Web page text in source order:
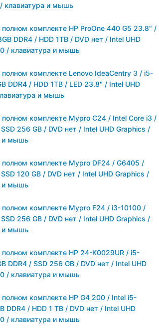
клавиатура и мышь
комплекте HP ProOne 440 G5 23.8" /
DDR4 / HDD 1TB / DVD нет / Intel UHD
/ клавиатура и мышь
комплекте Lenovo IdeaCentrу 3 / i5-
DDR4 / HDD 1TB / LED 23.8" / Intel UHD
и мышь
комплекте Mypro C24 / Intel Core i3 /
256 GB / DVD нет / Intel UHD Graphics /
и мышь
комплекте Mypro DF24 / G6405 /
120 GB / DVD нет / Intel UHD Graphics /
и мышь
комплекте Mypro F24 / i3-10100 /
256 GB / DVD нет / Intel UHD Graphics /
и мышь
комплекте HP 24-K0029UR / i5-
DDR4 / SSD 256 GB / DVD нет / Intel UHD
/ клавиатура и мышь
комплекте HP G4 200 / Intel i5-
DDR4 / HDD 1 TB / DVD нет / Intel UHD
/ клавиатура и мышь